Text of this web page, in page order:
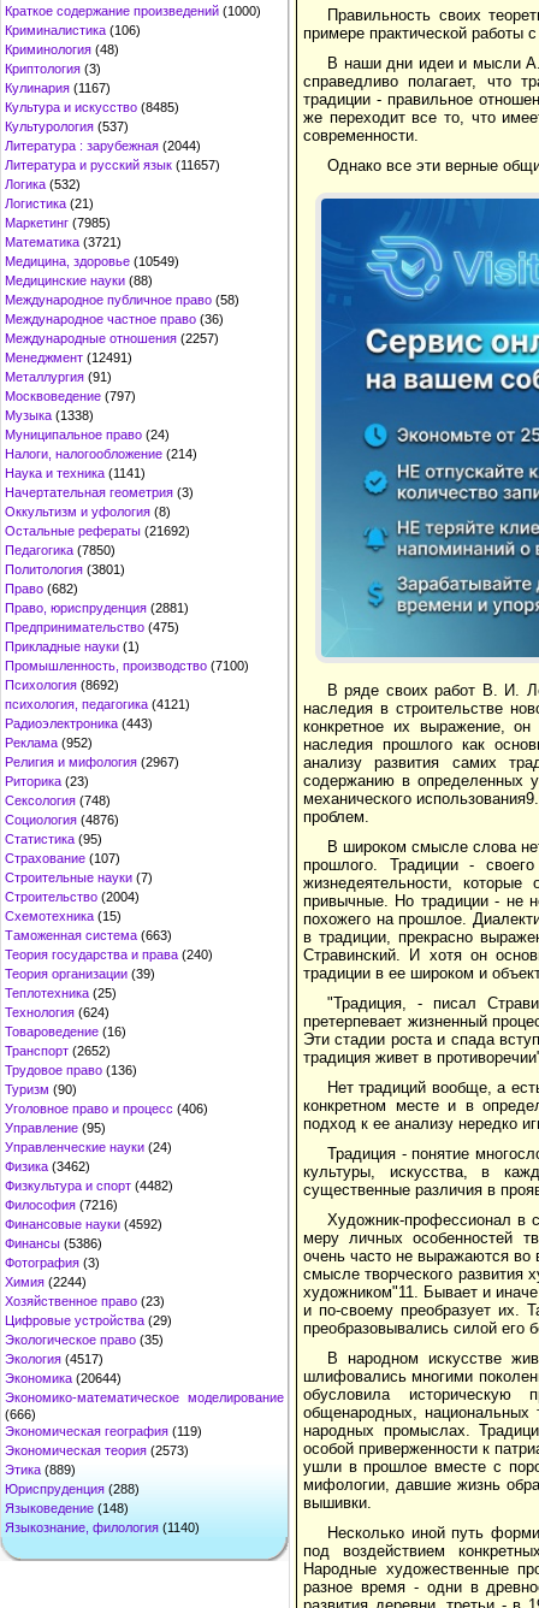
Краткое содержание произведений (1000)
Криминалистика (106)
Криминология (48)
Криптология (3)
Кулинария (1167)
Культура и искусство (8485)
Культурология (537)
Литература : зарубежная (2044)
Литература и русский язык (11657)
Логика (532)
Логистика (21)
Маркетинг (7985)
Математика (3721)
Медицина, здоровье (10549)
Медицинские науки (88)
Международное публичное право (58)
Международное частное право (36)
Международные отношения (2257)
Менеджмент (12491)
Металлургия (91)
Москвоведение (797)
Музыка (1338)
Муниципальное право (24)
Налоги, налогообложение (214)
Наука и техника (1141)
Начертательная геометрия (3)
Оккультизм и уфология (8)
Остальные рефераты (21692)
Педагогика (7850)
Политология (3801)
Право (682)
Право, юриспруденция (2881)
Предпринимательство (475)
Прикладные науки (1)
Промышленность, производство (7100)
Психология (8692)
психология, педагогика (4121)
Радиоэлектроника (443)
Реклама (952)
Религия и мифология (2967)
Риторика (23)
Сексология (748)
Социология (4876)
Статистика (95)
Страхование (107)
Строительные науки (7)
Строительство (2004)
Схемотехника (15)
Таможенная система (663)
Теория государства и права (240)
Теория организации (39)
Теплотехника (25)
Технология (624)
Товароведение (16)
Транспорт (2652)
Трудовое право (136)
Туризм (90)
Уголовное право и процесс (406)
Управление (95)
Управленческие науки (24)
Физика (3462)
Физкультура и спорт (4482)
Философия (7216)
Финансовые науки (4592)
Финансы (5386)
Фотография (3)
Химия (2244)
Хозяйственное право (23)
Цифровые устройства (29)
Экологическое право (35)
Экология (4517)
Экономика (20644)
Экономико-математическое моделирование
(666)
Экономическая география (119)
Экономическая теория (2573)
Этика (889)
Юриспруденция (288)
Языковедение (148)
Языкознание, филология (1140)
Правильность своих
примере практической работы
В наши дни идеи и мысли
справедливо полагает, что
традиции - правильное
же переходит все то, что
современности.
Однако все эти верные
В ряде своих работ В. И.
наследия в строительстве
конкретное их выражение, он
наследия прошлого как
анализу развития самих
содержанию в определенных
механического
проблем.
В широком смысле слова
прошлого. Традиции -
жизнедеятельности,
привычные. Но традиции - не
похожего на прошлое.
в традиции, прекрасно
Стравинский. И хотя он
традиции в ее широком и
"Традиция, - писал
претерпевает жизненный
Эти стадии роста и спада
традиция живет в
Нет традиций вообще, а
конкретном месте и в
подход к ее анализу нередко
Традиция - понятие
культуры, искусства, в
существенные различия в
Художник-профессионал в
меру личных особенностей
очень часто не выражаются во
смысле творческого развития
художником"11. Бывает и
и по-своему преобразует их.
преобразовывались силой его
В народном искусстве
шлифовались многими
обусловила историческую
общенародных, национальных
народных промыслах.
особой приверженности к
ушли в прошлое вместе с
мифологии, давшие жизнь
вышивки.
Несколько иной путь
под воздействием
Народные художественные
разное время - одни в